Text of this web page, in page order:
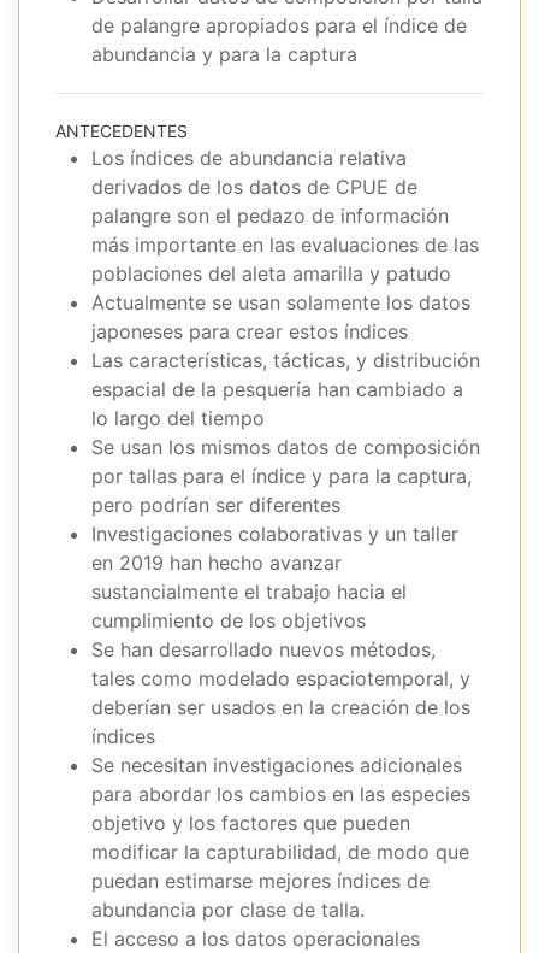
de palangre apropiados para el índice de
abundancia y para la captura
ANTECEDENTES
Los índices de abundancia relativa
derivados de los datos de CPUE de
palangre son el pedazo de información
más importante en las evaluaciones de las
poblaciones del aleta amarilla y patudo
Actualmente se usan solamente los datos
japoneses para crear estos índices
Las características, tácticas, y distribución
espacial de la pesquería han cambiado a
lo largo del tiempo
Se usan los mismos datos de composición
por tallas para el índice y para la captura,
pero podrían ser diferentes
Investigaciones colaborativas y un taller
en 2019 han hecho avanzar
sustancialmente el trabajo hacia el
cumplimiento de los objetivos
Se han desarrollado nuevos métodos,
tales como modelado espaciotemporal, y
deberían ser usados en la creación de los
índices
Se necesitan investigaciones adicionales
para abordar los cambios en las especies
objetivo y los factores que pueden
modificar la capturabilidad, de modo que
puedan estimarse mejores índices de
abundancia por clase de talla.
El acceso a los datos operacionales